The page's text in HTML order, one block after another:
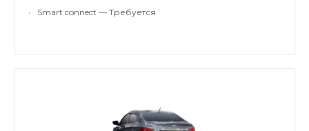
• Smart connect — Требуется